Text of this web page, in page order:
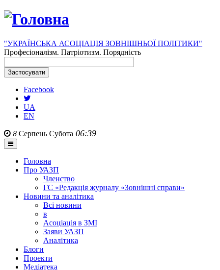
"УКРАЇНСЬКА АСОЦІАЦІЯ ЗОВНІШНЬОЇ ПОЛІТИКИ"
Професіоналізм. Патріотизм. Порядність
Facebook
UA
EN
8 Серпень Субота 06:39
Головна
Про УАЗП
Членство
ГС «Редакція журналу «Зовнішні справи»
Новини та аналітика
Всі новини
в
Асоціація в ЗМІ
Заяви УАЗП
Аналітика
Блоги
Проекти
Медіатека